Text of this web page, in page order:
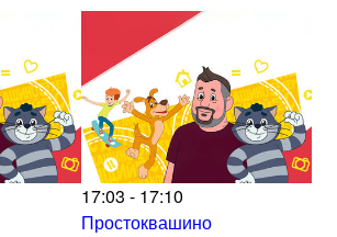
17:03 - 17:10
Простоквашино